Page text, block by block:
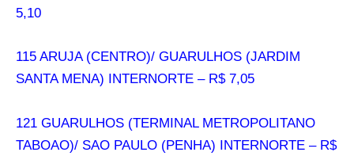
5,10
115 ARUJA (CENTRO)/ GUARULHOS (JARDIM
SANTA MENA) INTERNORTE – R$ 7,05
121 GUARULHOS (TERMINAL METROPOLITANO
TABOAO)/ SAO PAULO (PENHA) INTERNORTE – R$